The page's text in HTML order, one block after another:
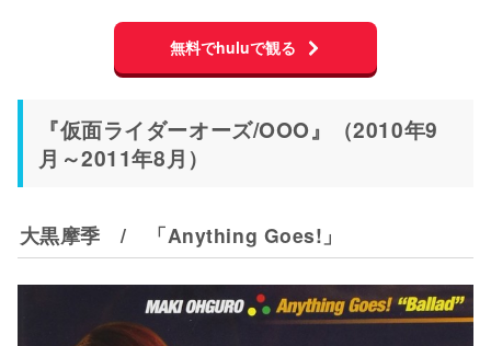
無料でhuluで観る
『仮面ライダーオーズ/OOO』（2010年9
月～2011年8月）
大黒摩季 / 「Anything Goes!」